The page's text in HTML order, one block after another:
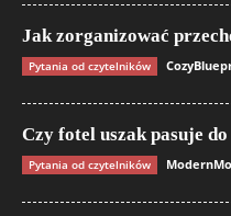
Jak zorganizować
Pytania od czytelników
Czy fotel uszak pasuje
Pytania od czytelników